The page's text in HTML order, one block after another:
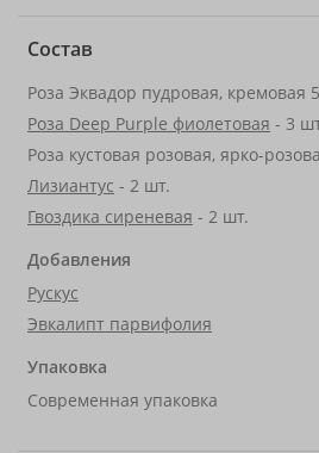
Состав
Роза Эквадор пудровая, кремовая
Роза Deep Purple фиолетовая - 3
Роза кустовая розовая, ярко-
Лизиантус - 2 шт.
Гвоздика сиреневая - 2 шт.
Добавления
Рускус
Эвкалипт парвифолия
Упаковка
Современная упаковка